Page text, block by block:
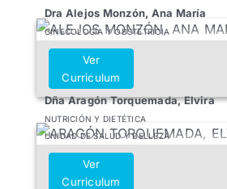
Dra Alejos Monzón, Ana María
GINECOLOGÍA Y OBSTETRICIA
Ver
Curriculum
Dña Aragón Torquemada, Elvira
NUTRICIÓN Y DIETÉTICA
UNIDAD DE SALUD Y BELLEZA
Ver
Curriculum